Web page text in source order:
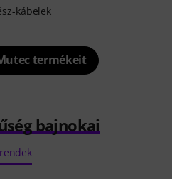
kábelek
termékeit
bajnokai